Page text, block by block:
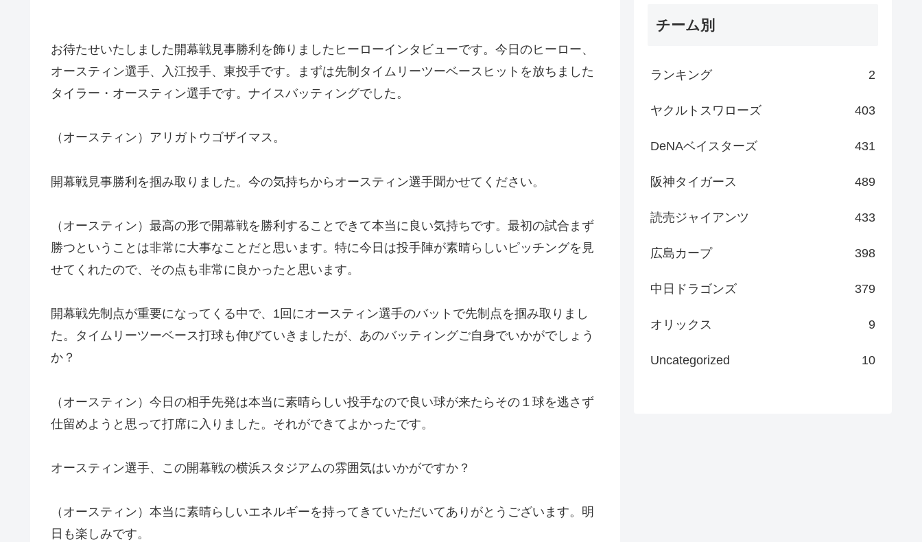
お待たせいたしました開幕戦見事勝利を飾りましたヒーローインタビューです。今日のヒーロー、
オースティン選手、入江投手、東投手です。まずは先制タイムリーツーベースヒットを放ちました
タイラー・オースティン選手です。ナイスバッティングでした。
（オースティン）アリガトウゴザイマス。
開幕戦見事勝利を掴み取りました。今の気持ちからオースティン選手聞かせてください。
（オースティン）最高の形で開幕戦を勝利することできて本当に良い気持ちです。最初の試合まず
勝つということは非常に大事なことだと思います。特に今日は投手陣が素晴らしいピッチングを見
せてくれたので、その点も非常に良かったと思います。
開幕戦先制点が重要になってくる中で、1回にオースティン選手のバットで先制点を掴み取りまし
た。タイムリーツーベース打球も伸びていきましたが、あのバッティングご自身でいかがでしょう
か？
（オースティン）今日の相手先発は本当に素晴らしい投手なので良い球が来たらその１球を逃さず
仕留めようと思って打席に入りました。それができてよかったです。
オースティン選手、この開幕戦の横浜スタジアムの雰囲気はいかがですか？
（オースティン）本当に素晴らしいエネルギーを持ってきていただいてありがとうございます。明
日も楽しみです。
チーム別
ランキング 2
ヤクルトスワローズ 403
DeNAベイスターズ 431
阪神タイガース 489
読売ジャイアンツ 433
広島カープ 398
中日ドラゴンズ 379
オリックス 9
Uncategorized 10